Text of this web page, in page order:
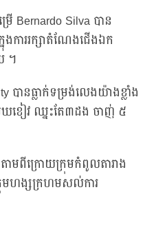
Bernardo Silva បាន
ការរក្សាតំណែងជើងឯក
។
ានធ្លាក់ទម្រង់លេងយ៉ាងខ្លាំង
ខៀវ ឈ្នះតែ៣ដង ចាញ់ ៥
មពីក្រោយក្រុមកំពូលតារាង
មហង្សក្រហមសល់ការ